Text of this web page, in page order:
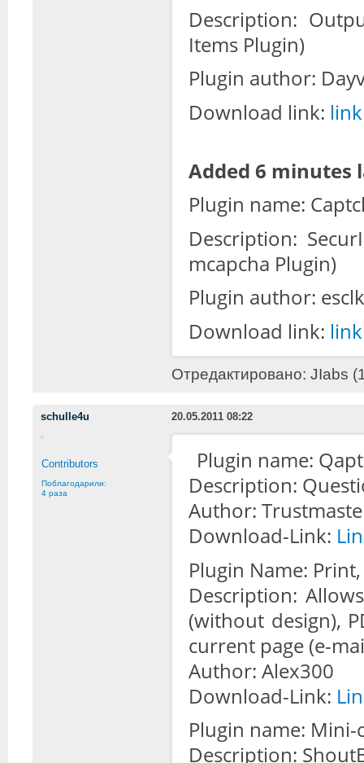
Description:
Items Plugin)
Plugin author:
Download link: link
Added 6 minutes
Plugin name:
Description:
mcapcha Plugin)
Plugin author:
Download link: link
Отредактировано: JIabs
schulle4u 20.05.2011 08:22
Contributors
Поблагодарили:
4 раза
Plugin name:
Description:
Author:
Download-Link:
Plugin Name:
Description:
(without design),
current page (e-
Author: Alex300
Download-Link:
Plugin name:
Description: